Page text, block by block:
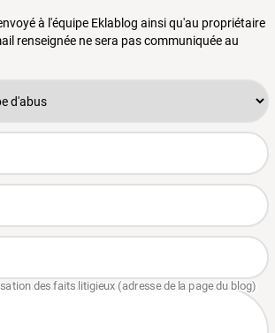
à l'équipe Eklablog ainsi qu'au propriétaire
renseignée ne sera pas communiquée au